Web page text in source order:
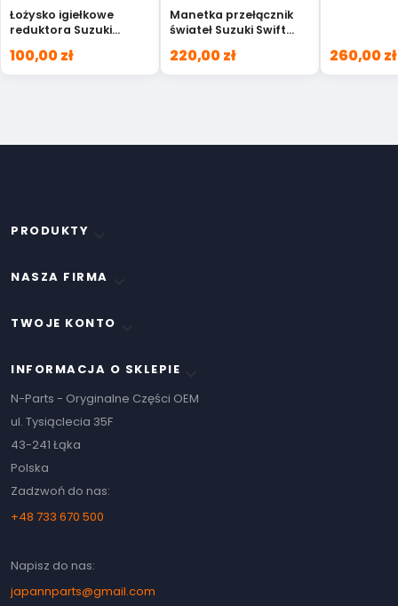
Łożysko igiełkowe
reduktora Suzuki
09263-24022
100,00 zł
Manetka przełącznik
świateł Suzuki Swift
3721062JA1ND
220,00 zł 260,00 zł
PRODUKTY
NASZA FIRMA
TWOJE KONTO
INFORMACJA O SKLEPIE
N-Parts - Oryginalne Części OEM
ul. Tysiąclecia 35F
43-241 Łąka
Polska
Zadzwoń do nas:
+48 733 670 500
Napisz do nas:
japannparts@gmail.com